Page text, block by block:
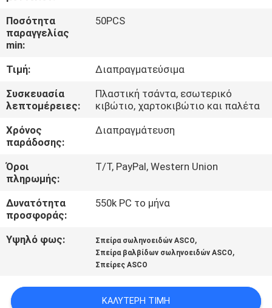
ΈΛΕΓΧΟΣ
ΠΟΙΌΤΗΤΑΣ
ΕΠΙΚΟΙΝΩΝΉΣΤΕ
ΜΑΖΊ
ΜΙΑ
ΠΡΟΣΦΟΡΆ
COMPANY
SITEMAP
Ποσότητα
παραγγελίας
min:
50PCS
Τιμή:
Διαπραγματεύσιμα
Συσκευασία
λεπτομέρειες:
Πλαστική τσάντα, εσωτερικό
κιβώτιο, χαρτοκιβώτιο και παλέτα
Χρόνος
παράδοσης:
Διαπραγμάτευση
Όροι
πληρωμής:
T/T, PayPal, Western Union
Δυνατότητα
προσφοράς:
550k PC το μήνα
Υψηλό φως: Σπείρα σωληνοειδών ASCO,
Σπείρα βαλβίδων σωληνοειδών ASCO,
Σπείρες ASCO
ΚΑΛΎΤΕΡΗ ΤΙΜΉ